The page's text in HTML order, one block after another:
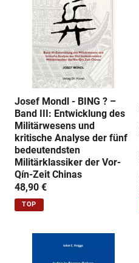
n
g
:
Josef Mondl - BING ? –
Band III: Entwicklung des
Militärwesens und
kritische Analyse der fünf
bedeutendsten
Militärklassiker der Vor-
Qín-Zeit Chinas
48,90 €
TOP